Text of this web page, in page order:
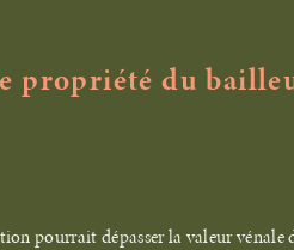
propriété du
pourrait dépasser la valeur vénale